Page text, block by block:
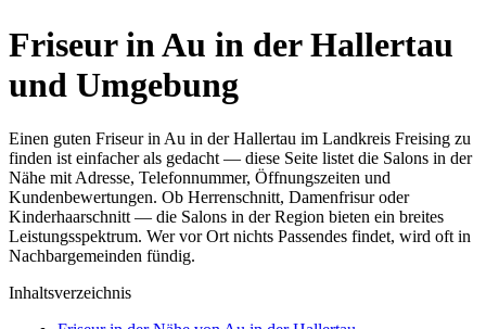
Friseur in Au in der Hallertau
und Umgebung
Einen guten Friseur in Au in der Hallertau im Landkreis Freising zu
finden ist einfacher als gedacht — diese Seite listet die Salons in der
Nähe mit Adresse, Telefonnummer, Öffnungszeiten und
Kundenbewertungen. Ob Herrenschnitt, Damenfrisur oder
Kinderhaarschnitt — die Salons in der Region bieten ein breites
Leistungsspektrum. Wer vor Ort nichts Passendes findet, wird oft in
Nachbargemeinden fündig.
Inhaltsverzeichnis